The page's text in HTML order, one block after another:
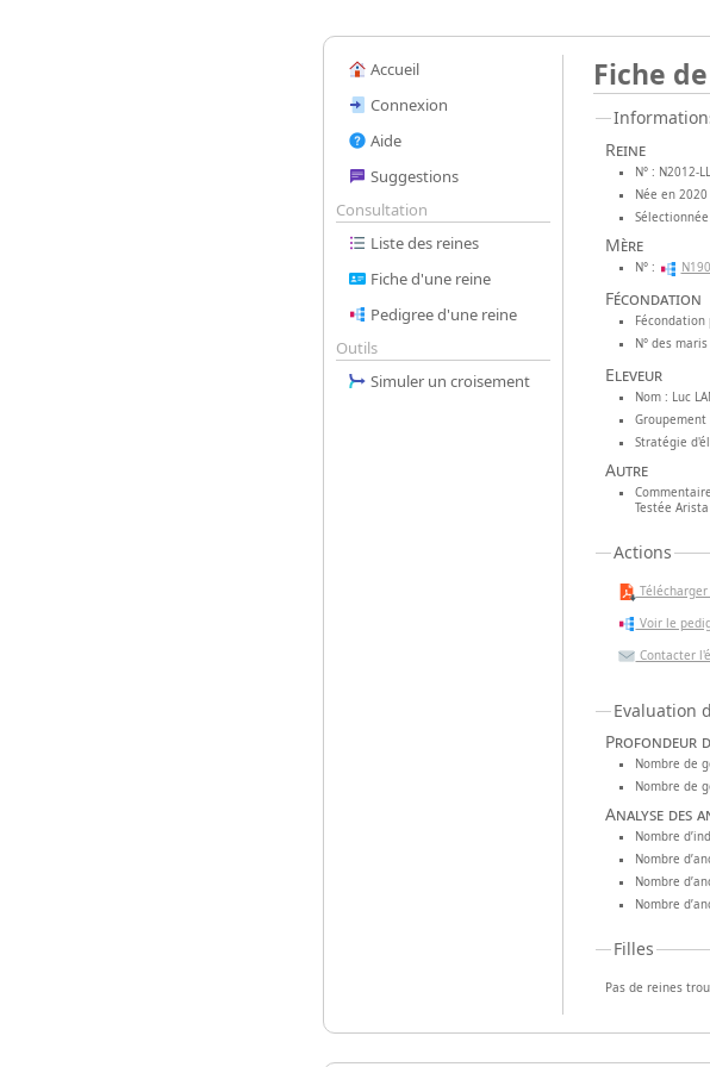
Accueil
Connexion
Aide
Suggestions
Consultation
Liste des reines
Fiche d'une reine
Pedigree d'une reine
Outils
Simuler un croisement
Fiche
Reine
N° : N2012-LL
Née en 2020
Mère
N° :
Fécondation
N° des maris
Eleveur
Nom : Luc
Groupement
Stratégie
Autre
Testée Arista
Actions
Voir le
Contacter
Evaluation
Profondeur
Nombre de
Nombre de
Analyse des
Nombre
Nombre
Nombre
Nombre
Filles
Pas de reines